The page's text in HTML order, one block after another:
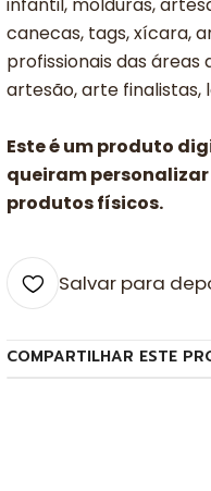
infantil, molduras,
canecas, tags, xícara,
profissionais das áreas
artesão, arte finalistas,
Este é um produto
queiram
produtos físicos.
Salvar para
COMPARTILHAR ESTE